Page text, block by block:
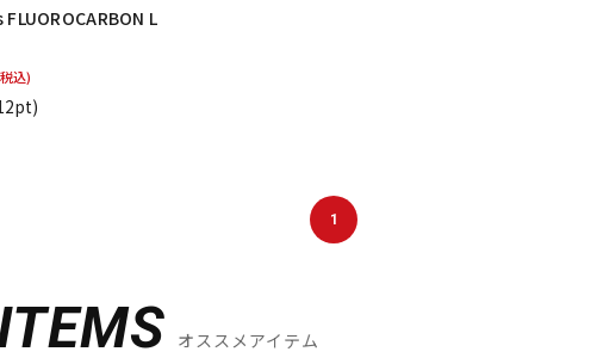
L
込)
1
オススメアイテム